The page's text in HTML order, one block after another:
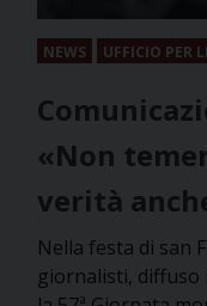
NEWS UFFICIO PER
«Non
verità
Nella festa di san
giornalisti, diffuso